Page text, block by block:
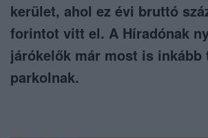
kerület, ahol ez évi bruttó
forintot vitt el. A Híradónak
járókelők már most is inkább
parkolnak.